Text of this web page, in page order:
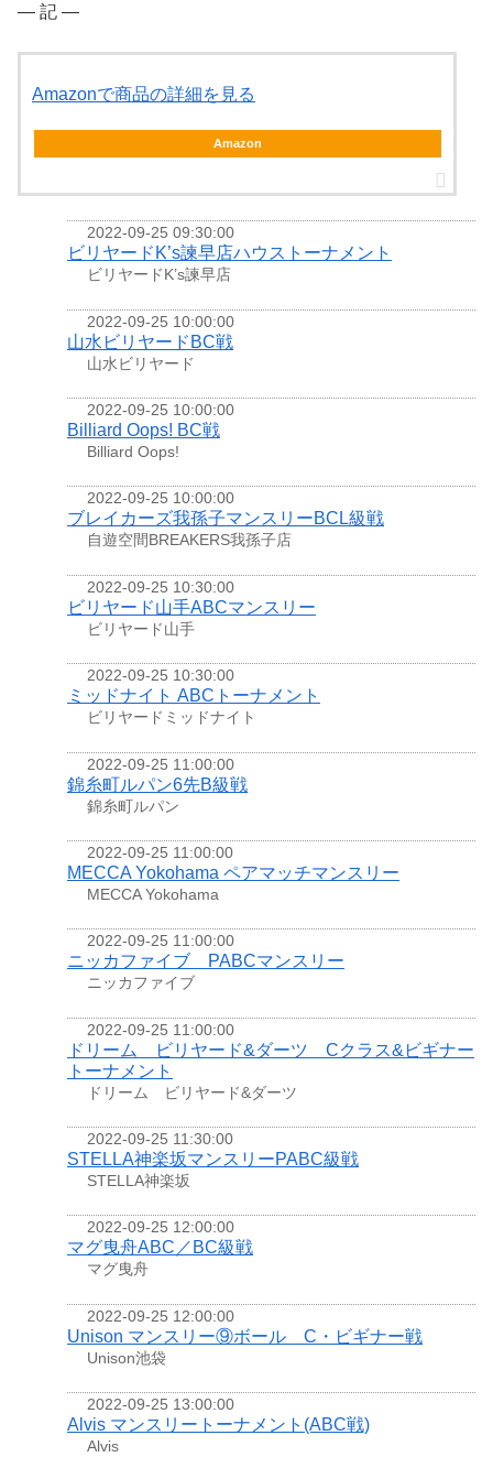
― 記 ―
Amazonで商品の詳細を見る
Amazon
2022-09-25 09:30:00
ビリヤードK’s諫早店ハウストーナメント
ビリヤードK’s諫早店
2022-09-25 10:00:00
山水ビリヤードBC戦
山水ビリヤード
2022-09-25 10:00:00
Billiard Oops! BC戦
Billiard Oops!
2022-09-25 10:00:00
ブレイカーズ我孫子マンスリーBCL級戦
自遊空間BREAKERS我孫子店
2022-09-25 10:30:00
ビリヤード山手ABCマンスリー
ビリヤード山手
2022-09-25 10:30:00
ミッドナイト ABCトーナメント
ビリヤードミッドナイト
2022-09-25 11:00:00
錦糸町ルパン6先B級戦
錦糸町ルパン
2022-09-25 11:00:00
MECCA Yokohama ペアマッチマンスリー
MECCA Yokohama
2022-09-25 11:00:00
ニッカファイブ PABCマンスリー
ニッカファイブ
2022-09-25 11:00:00
ドリーム ビリヤード&ダーツ Cクラス&ビギナー
トーナメント
ドリーム ビリヤード&ダーツ
2022-09-25 11:30:00
STELLA神楽坂マンスリーPABC級戦
STELLA神楽坂
2022-09-25 12:00:00
マグ曳舟ABC／BC級戦
マグ曳舟
2022-09-25 12:00:00
Unison マンスリー⑨ボール C・ビギナー戦
Unison池袋
2022-09-25 13:00:00
Alvis マンスリートーナメント(ABC戦)
Alvis